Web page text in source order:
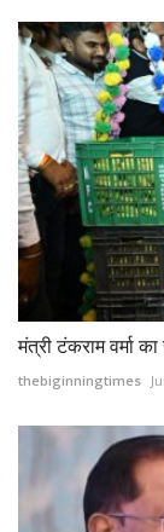
मंत्री टंकराम वर्मा
thebiginningtimes